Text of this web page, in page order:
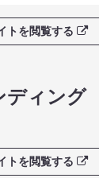
トを閲覧する
ディング
トを閲覧する